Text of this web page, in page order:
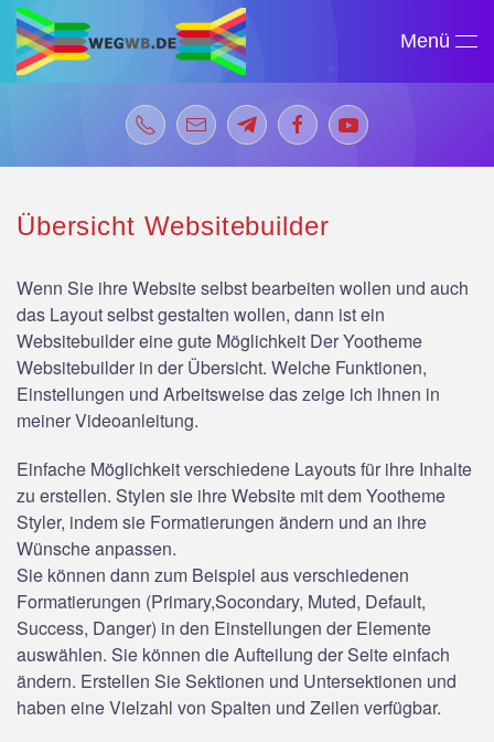
Zum Hauptinhalt springen
Menü
Übersicht Websitebuilder
Wenn Sie ihre Website selbst bearbeiten wollen und auch
das Layout selbst gestalten wollen, dann ist ein
Websitebuilder eine gute Möglichkeit Der Yootheme
Websitebuilder in der Übersicht. Welche Funktionen,
Einstellungen und Arbeitsweise das zeige ich ihnen in
meiner Videoanleitung.
Einfache Möglichkeit verschiedene Layouts für ihre Inhalte
zu erstellen. Stylen sie ihre Website mit dem Yootheme
Styler, indem sie Formatierungen ändern und an ihre
Wünsche anpassen.
Sie können dann zum Beispiel aus verschiedenen
Formatierungen (Primary,Socondary, Muted, Default,
Success, Danger) in den Einstellungen der Elemente
auswählen. Sie können die Aufteilung der Seite einfach
ändern. Erstellen Sie Sektionen und Untersektionen und
haben eine Vielzahl von Spalten und Zeilen verfügbar.